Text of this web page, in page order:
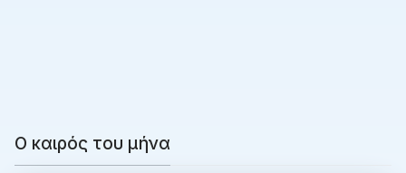
Ο καιρός του μήνα